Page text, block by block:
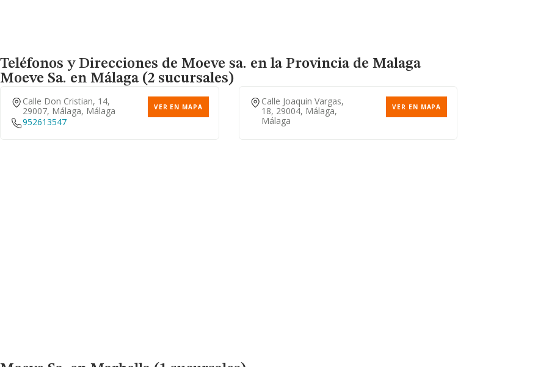
Teléfonos y Direcciones de Moeve sa. en la Provincia de Malaga
Moeve Sa. en Málaga (2 sucursales)
Calle Don Cristian, 14,
29007, Málaga, Málaga
VER EN MAPA
952613547
Calle Joaquin Vargas,
18, 29004, Málaga,
Málaga
VER EN MAPA